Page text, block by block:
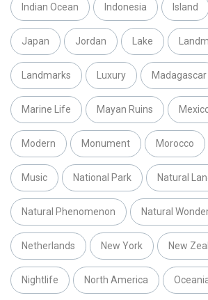
Indian Ocean Indonesia Island
Japan Jordan Lake
Landmarks Luxury Madagascar
Marine Life Mayan Ruins
Modern Monument Morocco
Music National Park Natural
Natural Phenomenon Natural
Netherlands New York New
Nightlife North America